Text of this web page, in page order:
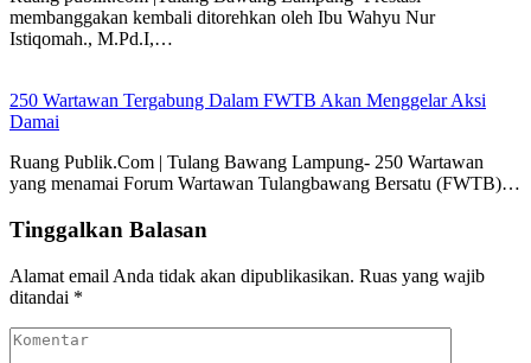
membanggakan kembali ditorehkan oleh Ibu Wahyu Nur
Istiqomah., M.Pd.I,…
250 Wartawan Tergabung Dalam FWTB Akan Menggelar Aksi
Damai
Ruang Publik.Com | Tulang Bawang Lampung- 250 Wartawan
yang menamai Forum Wartawan Tulangbawang Bersatu (FWTB)…
Tinggalkan Balasan
Alamat email Anda tidak akan dipublikasikan. Ruas yang wajib
ditandai *